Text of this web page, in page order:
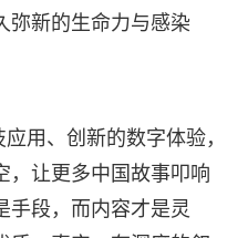
弥新的生命力与感染
用、创新的数字体验，
，让更多中国故事叩响
手段，而内容才是灵